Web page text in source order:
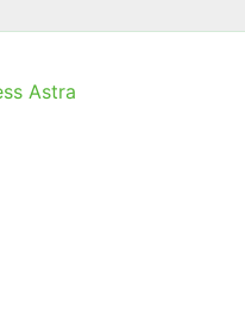
Astra